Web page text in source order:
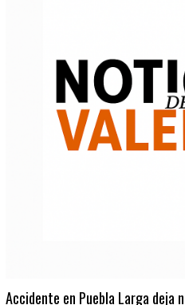
Accidente en Puebla Larga deja